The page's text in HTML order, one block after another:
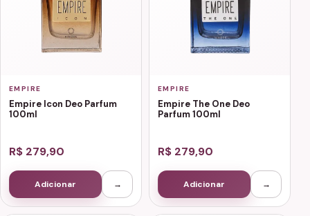
EMPIRE
Empire Icon Deo Parfum
100ml
R$ 279,90
Adicionar →
EMPIRE
Empire The One Deo
Parfum 100ml
R$ 279,90
Adicionar →